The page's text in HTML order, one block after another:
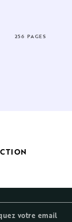
256 PAGES
votre email